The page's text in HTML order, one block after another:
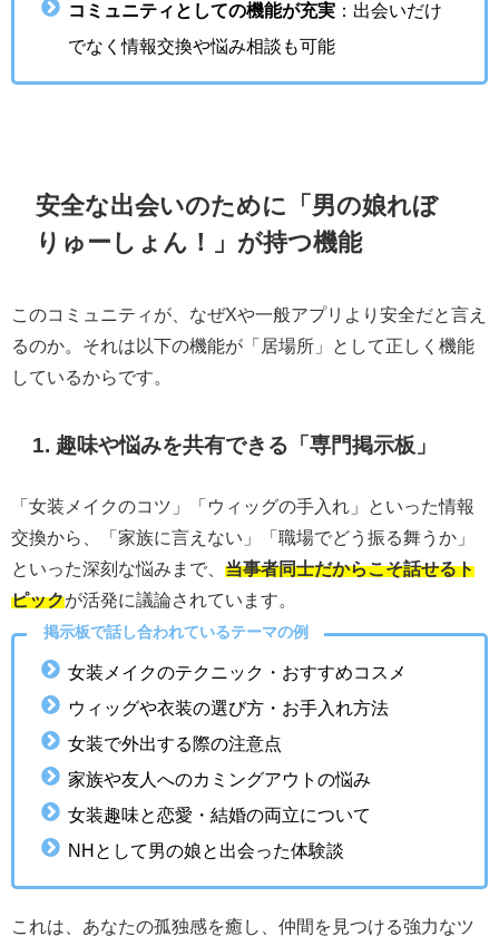
コミュニティとしての機能が充実 ：出会いだけ
でなく情報交換や悩み相談も可能
安全な出会いのために「男の娘れぼ
りゅーしょん！」が持つ機能
このコミュニティが、なぜXや一般アプリより安全だと言え
るのか。それは以下の機能が「居場所」として正しく機能
しているからです。
1. 趣味や悩みを共有できる「専門掲示板」
「女装メイクのコツ」「ウィッグの手入れ」といった情報
交換から、「家族に言えない」「職場でどう振る舞うか」
といった深刻な悩みまで、 当事者同士だからこそ話せるト
ピックが活発に議論されています。
掲示板で話し合われているテーマの例
女装メイクのテクニック・おすすめコスメ
ウィッグや衣装の選び方・お手入れ方法
女装で外出する際の注意点
家族や友人へのカミングアウトの悩み
女装趣味と恋愛・結婚の両立について
NHとして男の娘と出会った体験談
これは、あなたの孤独感を癒し、仲間を見つける強力なツ